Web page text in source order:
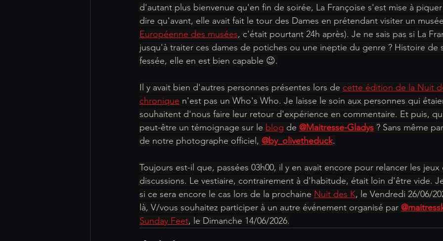
d'autant plus bienvenue qu'en fin de soirée, La Françoise s'est mise à
dire qu'avant, elle avait fait le tour des Dames en prétendant visiter un
Européenne des musées, c'était pourtant 24h après). Je ne sais pas si La
jusqu'à traiter ces dames de potiches ou une ineptie du genre ? Histoire de
fessée, elle en est bien capable 😉.
Il y avait bien d'autres personnes présentes lors de cette édition de la Nuit
chronique n'est pas un Who's Who. Je laisse le soin aux personnes qui
souhaitent d'nous faire leur retour d'expérience en commentaire. Et puis,
peut-être un témoignage sur le blog de @Maitresse-Gladys ? Sans même
de notre photographe officiel, @by_olivetheduck.
Toujours est-il que, passées 03h00, il y en avait encore pour relancer les jeux
discussions. Le vestiaire, contrairement à d'habitude, était loin d'être vide.
si ce sera encore le cas lors de la prochaine Nuit des K, le Vendredi 26/06/
là, V/vous souhaitez participer à un autre événement organisé par
Sunday Feet, le Dimanche 14/06/2026.